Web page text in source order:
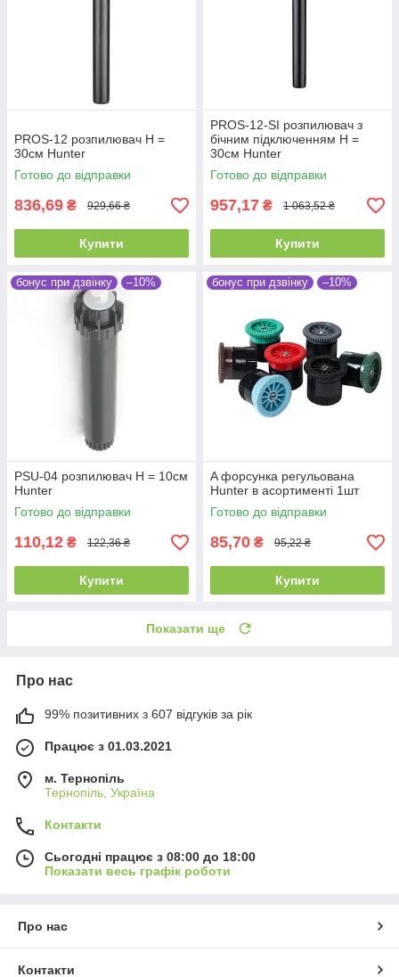
PROS-12 розпилювач Н =
30см Hunter
Готово до відправки
836,69 ₴ 929,66 ₴
Купити
PROS-12-SI розпилювач з
бічним підключенням Н =
30см Hunter
Готово до відправки
957,17 ₴ 1 063,52 ₴
Купити
бонус при дзвінку –10%
PSU-04 розпилювач Н = 10см
Hunter
Готово до відправки
110,12 ₴ 122,36 ₴
Купити
бонус при дзвінку –10%
A форсунка регульована
Hunter в асортименті 1шт
Готово до відправки
85,70 ₴ 95,22 ₴
Купити
Показати ще
Про нас
99% позитивних з 607 відгуків за рік
Працює з 01.03.2021
м. Тернопіль
Тернопіль, Україна
Контакти
Сьогодні працює з 08:00 до 18:00
Показати весь графік роботи
Про нас
Контакти